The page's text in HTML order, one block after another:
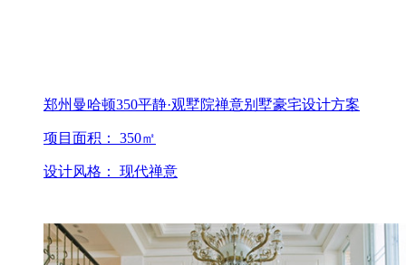
郑州曼哈顿350平静·观墅院禅意别墅豪宅设计方案
项目面积： 350㎡
设计风格： 现代禅意